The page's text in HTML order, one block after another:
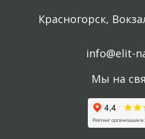
Красногорск,
info@elit-
Мы на